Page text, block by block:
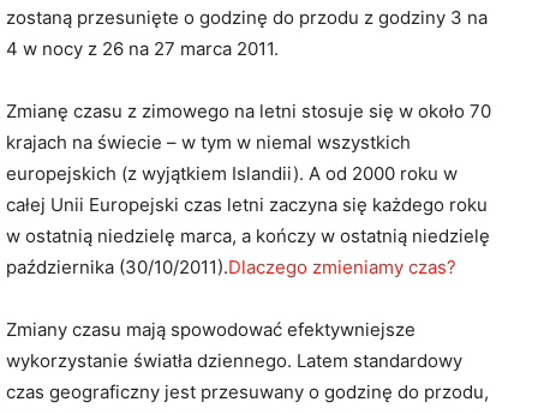
zostaną przesunięte o godzinę do przodu z godziny 3 na
4 w nocy z 26 na 27 marca 2011.
Zmianę czasu z zimowego na letni stosuje się w około 70
krajach na świecie – w tym w niemal wszystkich
europejskich (z wyjątkiem Islandii). A od 2000 roku w
całej Unii Europejski czas letni zaczyna się każdego roku
w ostatnią niedzielę marca, a kończy w ostatnią niedzielę
października (30/10/2011).Dlaczego zmieniamy czas?
Zmiany czasu mają spowodować efektywniejsze
wykorzystanie światła dziennego. Latem standardowy
czas geograficzny jest przesuwany o godzinę do przodu,